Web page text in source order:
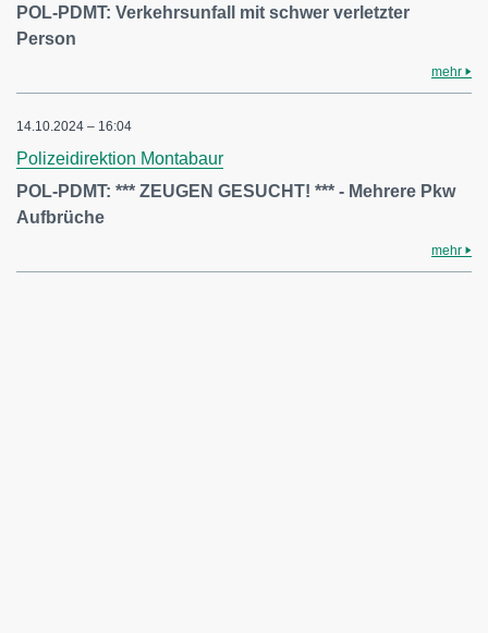
POL-PDMT: Verkehrsunfall mit schwer verletzter
Person
mehr
14.10.2024 – 16:04
Polizeidirektion Montabaur
POL-PDMT: *** ZEUGEN GESUCHT! *** - Mehrere Pkw
Aufbrüche
mehr